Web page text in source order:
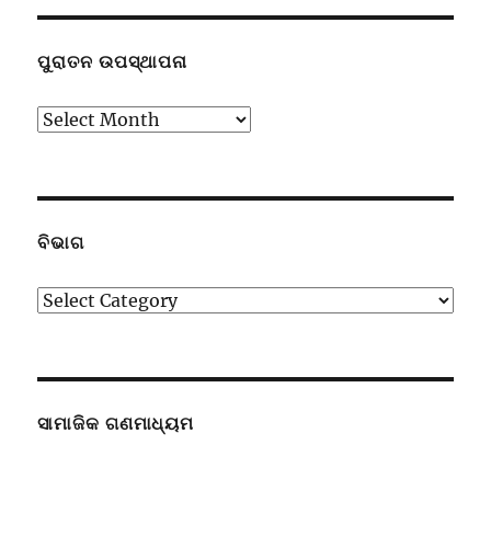
ପୁରାତନ ଉପସ୍ଥାପନା
ପୁରାତନ
ବିଭାଗ
ବିଭାଗ
ସାମାଜିକ ଗଣମାଧ୍ୟମ